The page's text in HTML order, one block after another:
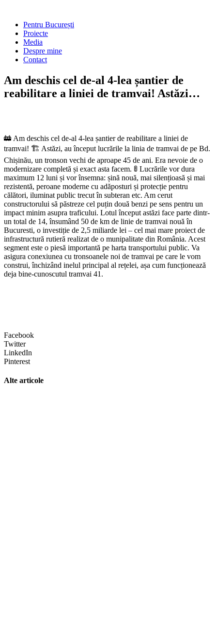
content
Main
Menu
Pentru București
Proiecte
Media
Despre mine
Contact
Am deschis cel de-al 4-lea șantier de
reabilitare a liniei de tramvai! Astăzi…
🚋 Am deschis cel de-al 4-lea șantier de reabilitare a liniei de
tramvai! 🏗 Astăzi, au început lucrările la linia de tramvai de pe Bd.
Chișinău, un tronson vechi de aproape 45 de ani. Era nevoie de o
modernizare completă și exact asta facem. 🚦 Lucrările vor dura
maximum 12 luni și vor însemna: șină nouă, mai silențioasă și mai
rezistentă, peroane moderne cu adăposturi și protecție pentru
călători, iluminat public trecut în subteran etc. Am cerut
constructorului să păstreze cel puțin două benzi pe sens pentru un
impact minim asupra traficului. Lotul început astăzi face parte dintr-
un total de 14, însumând 50 de km de linie de tramvai nouă în
Bucuresti, o investiție de 2,5 miliarde lei – cel mai mare proiect de
infrastructură rutieră realizat de o munipalitate din România. Acest
segment este o piesă importantă pe harta transportului public. Va
asigura conexiunea cu tronsoanele noi de tramvai pe care le vom
construi, închizând inelul principal al rețelei, așa cum funcționează
deja bine-cunoscutul tramvai 41.
Facebook
Twitter
LinkedIn
Pinterest
Alte articole